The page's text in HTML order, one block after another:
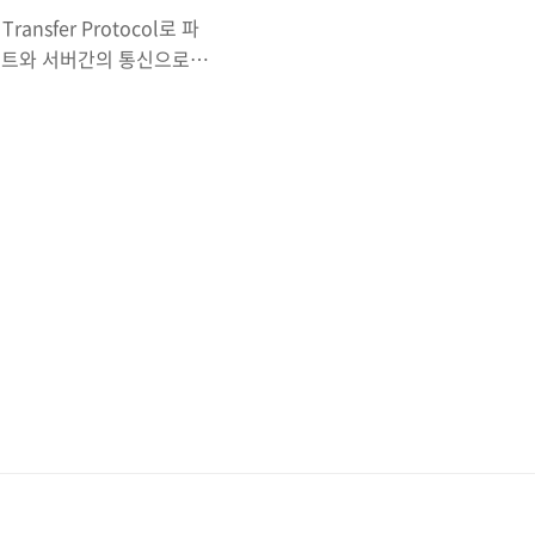
Transfer Protocol로 파
와 서버간의 통신으로
그것이 바로 Passive